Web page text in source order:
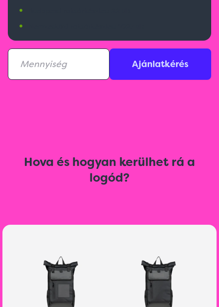
•
•
Ajánlatkérés
Hova és hogyan kerülhet rá a
logód?